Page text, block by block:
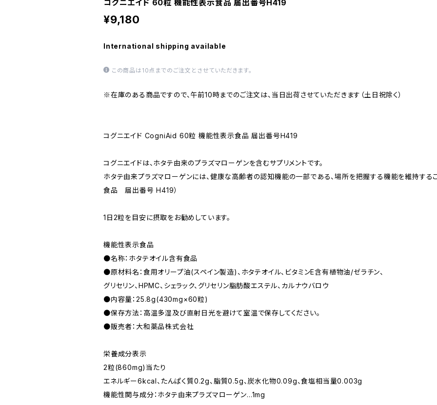
コグニエイド 60粒 機能性表示食品 届出番号H419
¥9,180
International shipping available
この商品は10点までのご注文とさせていただきます。
※在庫のある商品ですので、午前10時までのご注文は、当日出荷させていただきます（土日祝除く）
コグニエイド CogniAid 60粒 機能性表示食品 届出番号H419
コグニエイドは、ホタテ由来のプラズマローゲンを含むサプリメントです。
ホタテ由来プラズマローゲンには、健康な高齢者の認知機能の一部である、場所を把握する機能を維持する
食品 届出番号 H419）
1日2粒を目安に摂取をお勧めしています。
機能性表示食品
●名称：ホタテオイル含有食品
●原材料名：食用オリープ油(スペイン製造)、ホタテオイル、ビタミンE含有植物油/ゼラチン、
グリセリン、HPMC、シェラック、グリセリン脂肪酸エステル、カルナウバロウ
●内容量：25.8g(430mg×60粒)
●保存方法：高温多湿及び直射日光を避けて室温で保存してください。
●販売者：大和薬品株式会社
栄養成分表示
2粒(860mg)当たり
エネルギー6kcal、たんぱく質0.2g、脂質0.5g、炭水化物0.09g、食塩相当量0.003g
機能性関与成分：ホタテ由来プラズマローゲン…1mg